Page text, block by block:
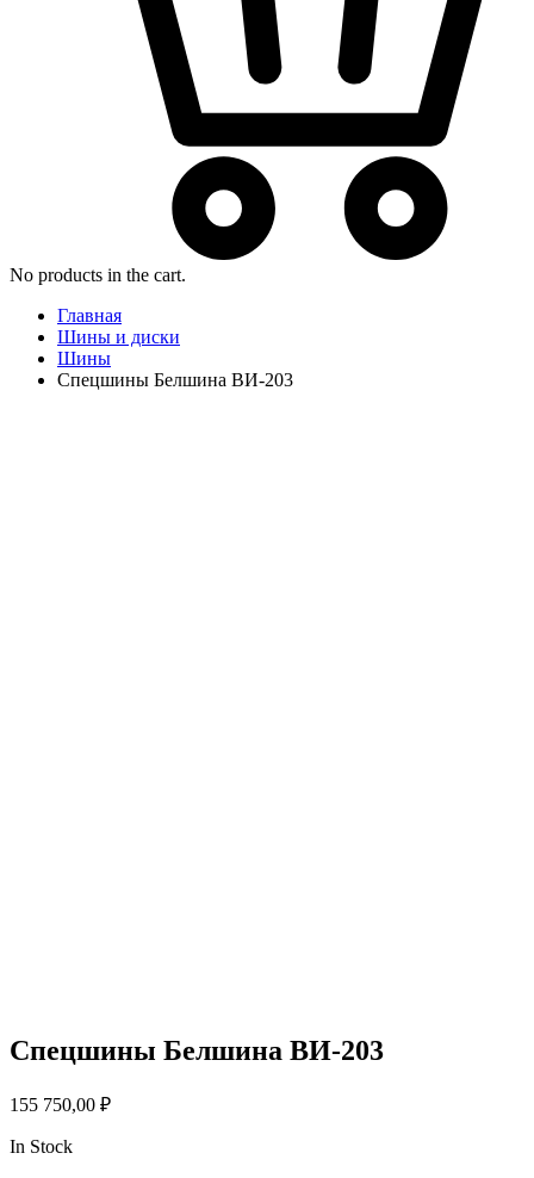
No products in the cart.
Главная
Шины и диски
Шины
Спецшины Белшина ВИ-203
Спецшины Белшина ВИ-203
155 750,00 ₽
In Stock